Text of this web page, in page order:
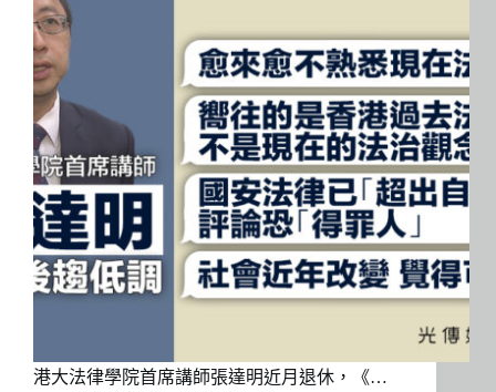
港大法律學院首席講師張達明近月退休，《…